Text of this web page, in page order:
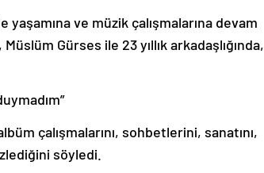
ve müzik çalışmalarına devam
Gürses ile 23 yıllık arkadaşlığında,
çalışmalarını, sohbetlerini, sanatını,
söyledi.